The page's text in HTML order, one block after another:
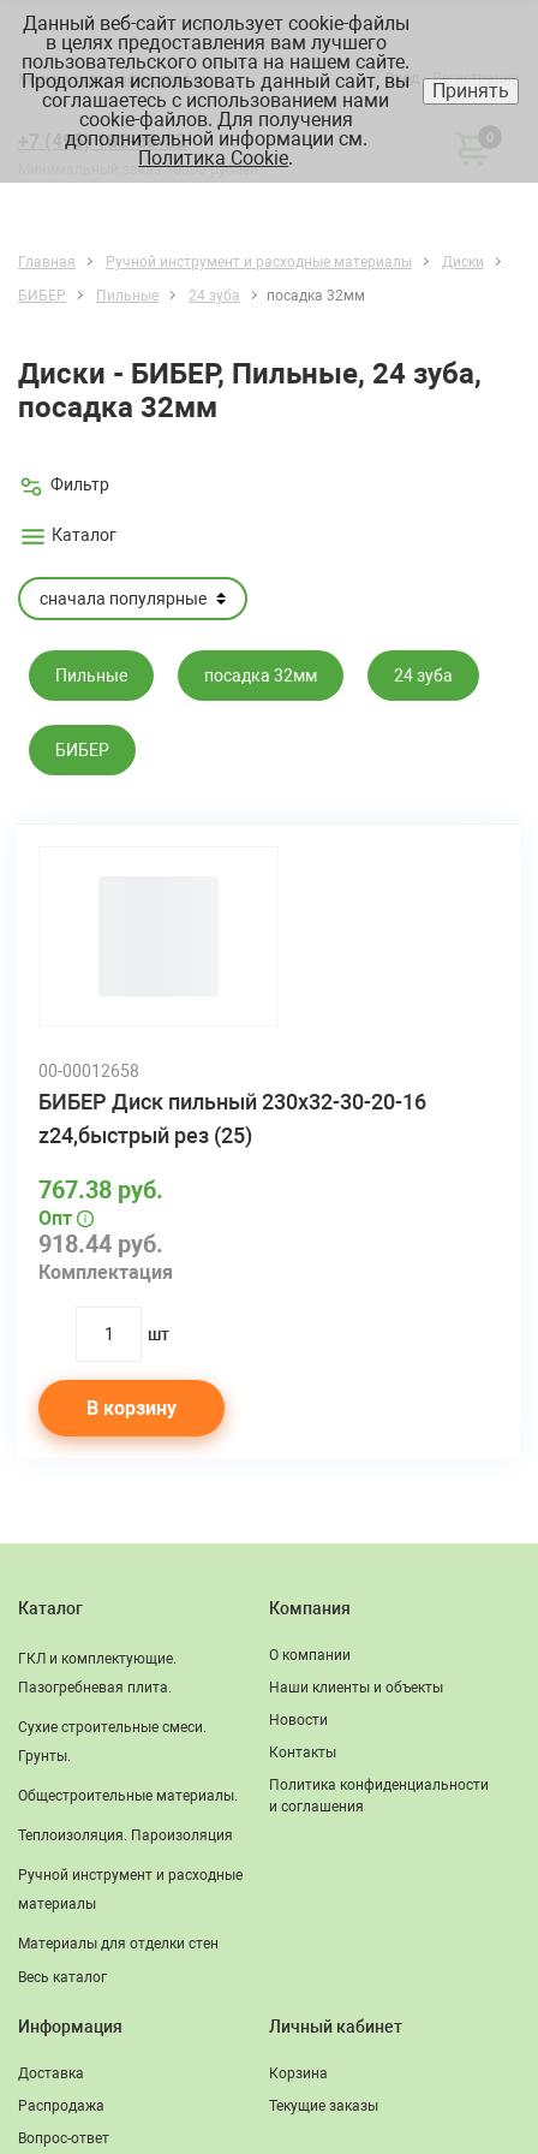
Вход Регистрация
Москва:склад, офис, график
+7 (495) 182-88-22
Минимальный заказ 10000 рублей
0
Главная Ручной инструмент и расходные материалы
Диски
БИБЕР
Пильные 24 зуба посадка 32мм
Диски - БИБЕР, Пильные, 24 зуба,
посадка 32мм
Фильтр
Каталог
Пильные посадка 32мм 24 зуба
БИБЕР
00-00012658
БИБЕР Диск пильный 230х32-30-20-16
z24,быстрый рез (25)
918.44 руб.
Комплектация
767.38 руб.
Опт
quantity
шт
В корзину
Каталог
ГКЛ и комплектующие.
Пазогребневая плита.
Сухие строительные смеси.
Грунты.
Общестроительные материалы.
Теплоизоляция. Пароизоляция
Ручной инструмент и расходные
материалы
Материалы для отделки стен
Весь каталог
Компания
О компании
Наши клиенты и объекты
Новости
Контакты
Политика конфиденциальности
и соглашения
Информация
Доставка
Распродажа
Вопрос-ответ
Личный кабинет
Корзина
Текущие заказы
Данный веб-сайт использует cookie-файлы
в целях предоставления вам лучшего
пользовательского опыта на нашем сайте.
Продолжая использовать данный сайт, вы
соглашаетесь с использованием нами
cookie-файлов. Для получения
дополнительной информации см.
Политика Cookie.
Принять